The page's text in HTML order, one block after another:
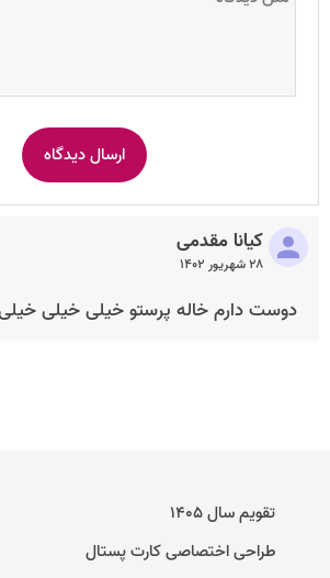
کیانا مقدمی
۲۸ شهریور ۱۴۰۲
دوست دارم خاله پرستو خیلی خیلی
تقویم سال ۱۴۰۵
طراحی اختصاصی کارت پستال